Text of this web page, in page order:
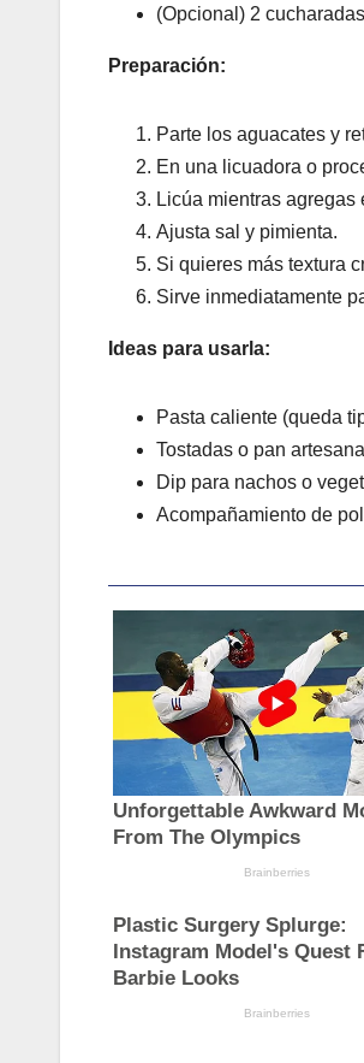
(Opcional) 2
Preparación:
Parte los aguacates y
En una licuadora o
Licúa mientras
Ajusta sal y pimienta.
Si quieres más textura
Sirve inmediatamente
Ideas para usarla:
Pasta caliente (queda
Tostadas o pan artesanal
Dip para nachos o
Acompañamiento de